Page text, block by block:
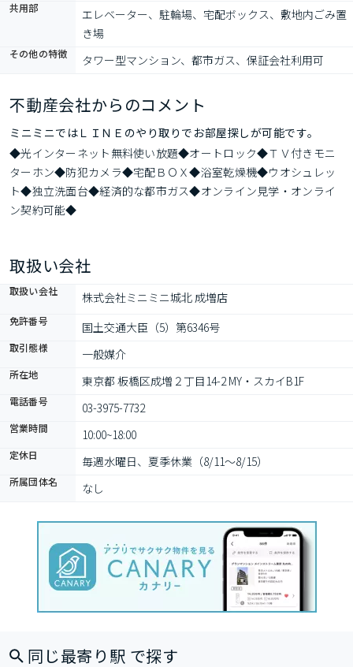
共用部
エレベーター、駐輪場、宅配ボックス、敷地内ごみ置
き場
その他の特徴 タワー型マンション、都市ガス、保証会社利用可
不動産会社からのコメント
ミニミニではＬＩＮＥのやり取りでお部屋探しが可能です。
◆光インターネット無料使い放題◆オートロック◆ＴＶ付きモニ
ターホン◆防犯カメラ◆宅配ＢＯＸ◆浴室乾燥機◆ウオシュレッ
ト◆独立洗面台◆経済的な都市ガス◆オンライン見学・オンライ
ン契約可能◆
取扱い会社
取扱い会社 株式会社ミニミニ城北 成増店
免許番号 国土交通大臣（5）第6346号
取引態様 一般媒介
所在地 東京都 板橋区成増２丁目14-2 MY・スカイB1F
電話番号 03-3975-7732
営業時間 10:00~18:00
定休日 毎週水曜日、夏季休業（8/11～8/15）
所属団体名 なし
同じ最寄り駅 で探す